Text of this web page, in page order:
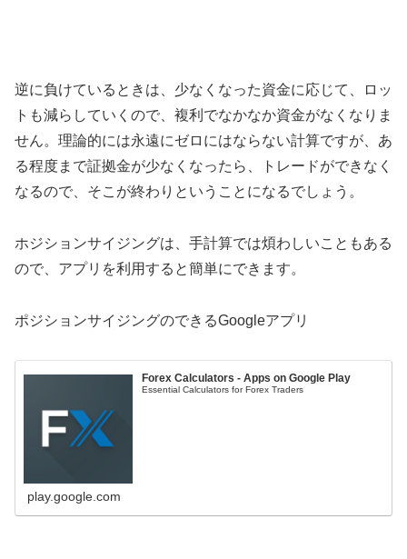
逆に負けているときは、少なくなった資金に応じて、ロッ
トも減らしていくので、複利でなかなか資金がなくなりま
せん。理論的には永遠にゼロにはならない計算ですが、あ
る程度まで証拠金が少なくなったら、トレードができなく
なるので、そこが終わりということになるでしょう。
ホジションサイジングは、手計算では煩わしいこともある
ので、アプリを利用すると簡単にできます。
ポジションサイジングのできるGoogleアプリ
Forex Calculators - Apps on Google Play
Essential Calculators for Forex Traders
play.google.com